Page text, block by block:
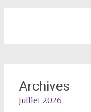
Archives
juillet 2026